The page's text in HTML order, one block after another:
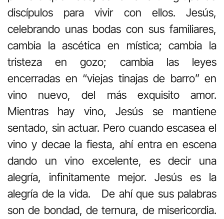
discípulos para vivir con ellos. Jesús,
celebrando unas bodas con sus familiares,
cambia la ascética en mística; cambia la
tristeza en gozo; cambia las leyes
encerradas en “viejas tinajas de barro” en
vino nuevo, del más exquisito amor.
Mientras hay vino, Jesús se mantiene
sentado, sin actuar. Pero cuando escasea el
vino y decae la fiesta, ahí entra en escena
dando un vino excelente, es decir una
alegría, infinitamente mejor. Jesús es la
alegría de la vida. De ahí que sus palabras
son de bondad, de ternura, de misericordia.